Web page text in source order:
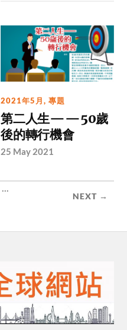
2021年5月,專題
第二人生——50歲
後的轉行機會
25 May 2021
...
NEXT →